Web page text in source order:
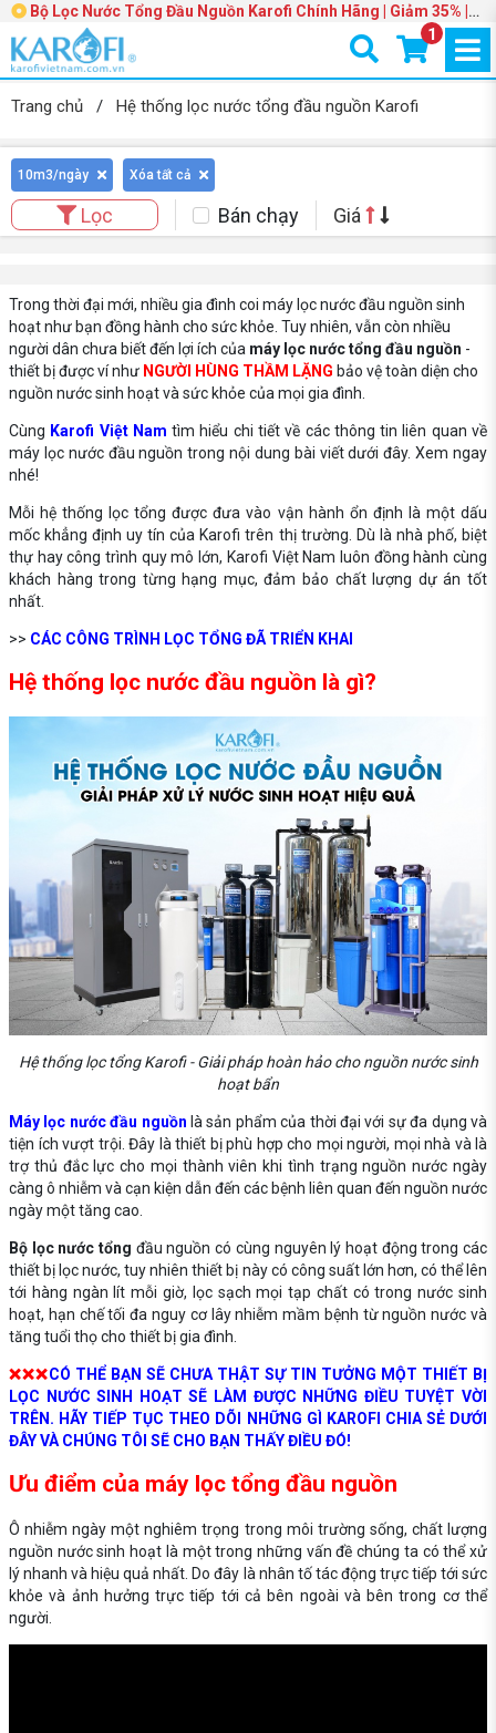
Bộ Lọc Nước Tổng Đầu Nguồn Karofi Chính Hãng | Giảm 35% |
Trang 3
1
Trang chủ / Hệ thống lọc nước tổng đầu nguồn Karofi
10m3/ngày Xóa tất cả
Lọc Bán chạy Giá
Trong thời đại mới, nhiều gia đình coi máy lọc nước đầu nguồn sinh
hoạt như bạn đồng hành cho sức khỏe. Tuy nhiên, vẫn còn nhiều
người dân chưa biết đến lợi ích của máy lọc nước tổng đầu nguồn -
thiết bị được ví như NGƯỜI HÙNG THẦM LẶNG bảo vệ toàn diện cho
nguồn nước sinh hoạt và sức khỏe của mọi gia đình.
Cùng Karofi Việt Nam tìm hiểu chi tiết về các thông tin liên quan về
máy lọc nước đầu nguồn trong nội dung bài viết dưới đây. Xem ngay
nhé!
Mỗi hệ thống lọc tổng được đưa vào vận hành ổn định là một dấu
mốc khẳng định uy tín của Karofi trên thị trường. Dù là nhà phố, biệt
thự hay công trình quy mô lớn, Karofi Việt Nam luôn đồng hành cùng
khách hàng trong từng hạng mục, đảm bảo chất lượng dự án tốt
nhất.
>> CÁC CÔNG TRÌNH LỌC TỔNG ĐÃ TRIỂN KHAI
Hệ thống lọc nước đầu nguồn là gì?
Hệ thống lọc tổng Karofi - Giải pháp hoàn hảo cho nguồn nước sinh
hoạt bẩn
Máy lọc nước đầu nguồn là sản phẩm của thời đại với sự đa dụng và
tiện ích vượt trội. Đây là thiết bị phù hợp cho mọi người, mọi nhà và là
trợ thủ đắc lực cho mọi thành viên khi tình trạng nguồn nước ngày
càng ô nhiễm và cạn kiện dẫn đến các bệnh liên quan đến nguồn nước
ngày một tăng cao.
Bộ lọc nước tổng đầu nguồn có cùng nguyên lý hoạt động trong các
thiết bị lọc nước, tuy nhiên thiết bị này có công suất lớn hơn, có thể lên
tới hàng ngàn lít mỗi giờ, lọc sạch mọi tạp chất có trong nước sinh
hoạt, hạn chế tối đa nguy cơ lây nhiễm mầm bệnh từ nguồn nước và
tăng tuổi thọ cho thiết bị gia đình.
❌❌❌CÓ THỂ BẠN SẼ CHƯA THẬT SỰ TIN TƯỞNG MỘT THIẾT BỊ
LỌC NƯỚC SINH HOẠT SẼ LÀM ĐƯỢC NHỮNG ĐIỀU TUYỆT VỜI
TRÊN. HÃY TIẾP TỤC THEO DÕI NHỮNG GÌ KAROFI CHIA SẺ DƯỚI
ĐÂY VÀ CHÚNG TÔI SẼ CHO BẠN THẤY ĐIỀU ĐÓ!
Ưu điểm của máy lọc tổng đầu nguồn
Ô nhiễm ngày một nghiêm trọng trong môi trường sống, chất lượng
nguồn nước sinh hoạt là một trong những vấn đề chúng ta có thể xử
lý nhanh và hiệu quả nhất. Do đây là nhân tố tác động trực tiếp tới sức
khỏe và ảnh hưởng trực tiếp tới cả bên ngoài và bên trong cơ thể
người.